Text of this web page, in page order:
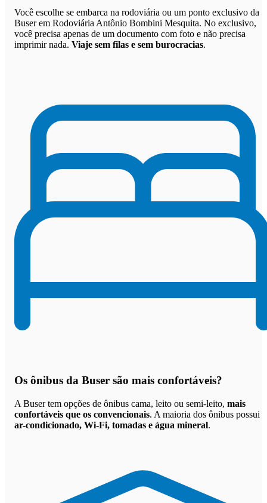
Você escolhe se embarca na rodoviária ou um ponto exclusivo da
Buser em Rodoviária Antônio Bombini Mesquita. No exclusivo,
você precisa apenas de um documento com foto e não precisa
imprimir nada. Viaje sem filas e sem burocracias.
Os ônibus da Buser são mais confortáveis?
A Buser tem opções de ônibus cama, leito ou semi-leito, mais
confortáveis que os convencionais. A maioria dos ônibus possui
ar-condicionado, Wi-Fi, tomadas e água mineral.